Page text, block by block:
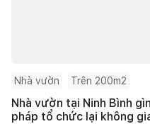
Nhà vườn Trên 200m2
Nhà vườn tại Ninh Bình
pháp tổ chức lại không